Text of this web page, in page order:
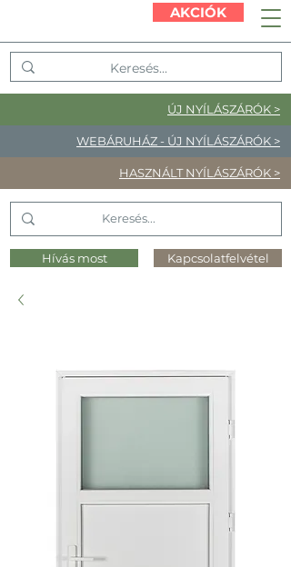
ÚJ NYÍLÁSZÁRÓK >
WEBÁRUHÁZ - ÚJ NYÍLÁSZÁRÓK >
HASZNÁLT NYÍLÁSZÁRÓK >
AKCIÓK
Hívás most Kapcsolatfelvétel